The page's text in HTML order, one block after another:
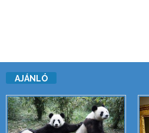
AJÁNLÓ